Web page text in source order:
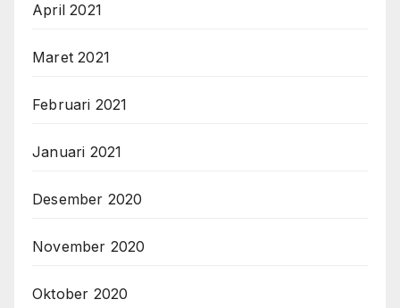
April 2021
Maret 2021
Februari 2021
Januari 2021
Desember 2020
November 2020
Oktober 2020